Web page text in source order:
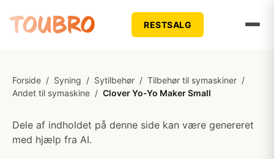
RESTSALG
Forside / Syning / Sytilbehør / Tilbehør til symaskiner /
Andet til symaskine / Clover Yo-Yo Maker Small
Dele af indholdet på denne side kan være genereret
med hjælp fra AI.